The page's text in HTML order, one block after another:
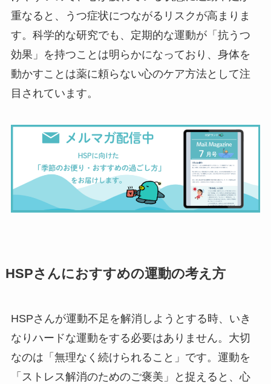
重なると、うつ症状につながるリスクが高まりま
す。科学的な研究でも、定期的な運動が「抗うつ
効果」を持つことは明らかになっており、身体を
動かすことは薬に頼らない心のケア方法として注
目されています。
HSPさんにおすすめの運動の考え方
HSPさんが運動不足を解消しようとする時、いき
なりハードな運動をする必要はありません。大切
なのは「無理なく続けられること」です。運動を
「ストレス解消のためのご褒美」と捉えると、心